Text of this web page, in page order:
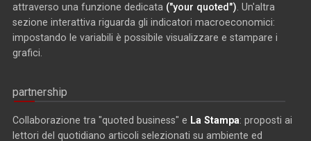
attraverso una funzione dedicata ("your quoted") . Un'altra
sezione interattiva riguarda gli indicatori macroeconomici:
impostando le variabili è possibile visualizzare e stampare i
grafici.
partnership
Collaborazione tra "quoted business" e La Stampa: proposti ai
lettori del quotidiano articoli selezionati su ambiente ed